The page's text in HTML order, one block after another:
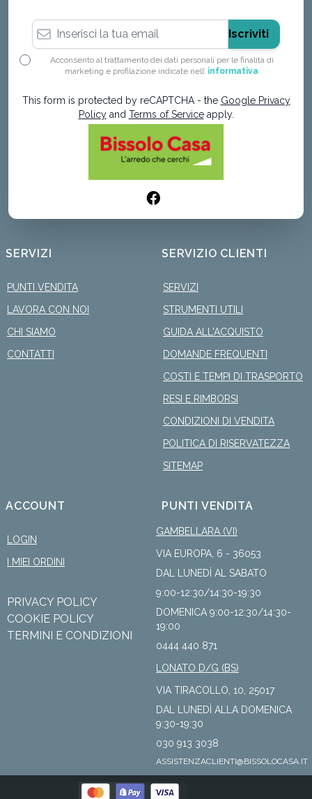
SERVIZI
PUNTI VENDITA
LAVORA CON NOI
CHI SIAMO
CONTATTI
SERVIZIO CLIENTI
SERVIZI
STRUMENTI UTILI
GUIDA ALL'ACQUISTO
DOMANDE FREQUENTI
COSTI E TEMPI DI TRASPORTO
RESI E RIMBORSI
CONDIZIONI DI VENDITA
POLITICA DI RISERVATEZZA
SITEMAP
Indirizzo email
Iscriviti
Acconsento al trattamento dei dati personali per le finalità di
marketing e profilazione indicate nell’ informativa
This form is protected by reCAPTCHA - the Google Privacy
Policyand Terms of Serviceapply.
ACCOUNT
LOGIN
I MIEI ORDINI
PRIVACY POLICY
COOKIE POLICY
TERMINI E CONDIZIONI
PUNTI VENDITA
GAMBELLARA (VI)
VIA EUROPA, 6 - 36053
DAL LUNEDÌ AL SABATO
9:00-12:30/14:30-19:30
DOMENICA 9:00-12:30/14:30-
19:00
0444 440 871
LONATO D/G (BS)
VIA TIRACOLLO, 10, 25017
DAL LUNEDÌ ALLA DOMENICA
9:30-19:30
030 913 3038
ASSISTENZACLIENTI@BISSOLOCASA.IT